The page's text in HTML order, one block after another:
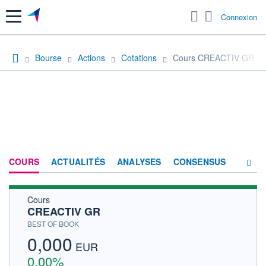
Menu Connexion
Bourse Actions Cotations Cours CREACTIV GR
COURS ACTUALITÉS ANALYSES CONSENSUS
Cours
CREACTIV GR
BEST OF BOOK
0,000 EUR
0,00%